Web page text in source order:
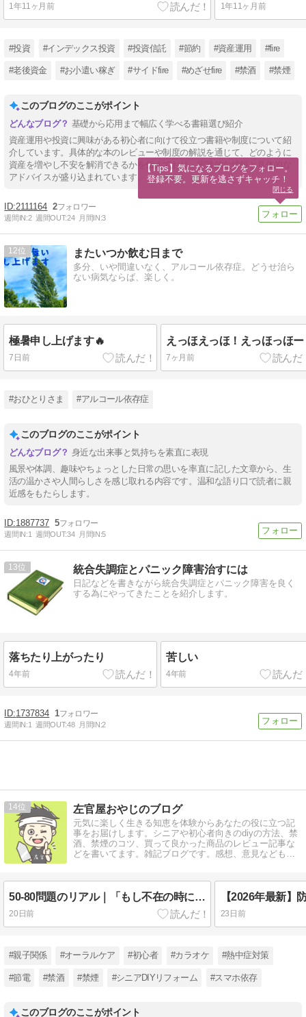
1年11ヶ月前 1年11ヶ月前
#投資 #インデックス投資 #投資信託 #節約 #資産運用 #fire
#老後資金 #お小遣い稼ぎ #サイドfire #めざせfire #禁酒 #禁煙
このブログのここがポイント
基礎から応用まで幅広く学べる書籍選び紹介
資産運用や投資に興味がある初心者に向けて役立つ書籍や制度について紹
介しています。具体的な本のレビューや制度の解説を通じて、どのように
資産を増やし不安を解消できるかを伝えており、実践的な情報と具体的な
アドバイスが盛り込まれています。
2111164 2
週間IN:2 週間OUT:24 月間IN:3
12 またいつか飲む日まで
多分、いや間違いなく、アルコール依存症。どうせ治ら
ない病気ならば、楽しく。
極暑申し上げます🔥
7日前
えっほえっほ！えっほっほー
7ヶ月前
#おひとりさま #アルコール依存症
このブログのここがポイント
身近な出来事と気持ちを素直に表現
風景や体調、趣味やちょっとした日常の思いを率直に記した文章から、生
活の温かさや人間らしさを感じ取れる内容です。温和な語り口で読者に親
近感をもたらします。
1887737 5
週間IN:1 週間OUT:34 月間IN:5
13 統合失調症とパニック障害治すには
日記などを書きながら統合失調症とパニック障害を良く
する為にやってきたことを紹介します。
落ちたり上がったり
4年前
苦しい
4年前
1737834 1
週間IN:1 週間OUT:48 月間IN:2
14 左官屋おやじのブログ
元気に楽しく生きる知恵を体験からあなたの役に立つ記
事をお届けします。シニアや初心者向きのdiyの方法、禁
酒、禁煙のコツ、買って良かった商品のレビュー記事な
どを書いてます。雑記ブログです。感想、意見などもら
50-80問題のリアル｜「もし不在の時に倒れたら…」入院を機に考える高齢者の親を守るスマートウォッチと見守りカメラの選び方
20日前 23日前
#親子関係 #オーラルケア #初心者 #カラオケ #熱中症対策
#節電 #禁酒 #禁煙 #シニアDIYリフォーム #スマホ依存
このブログのここがポイント
【Tips】気になるブログをフォロー。
登録不要。更新を逃さずキャッチ！
閉じる